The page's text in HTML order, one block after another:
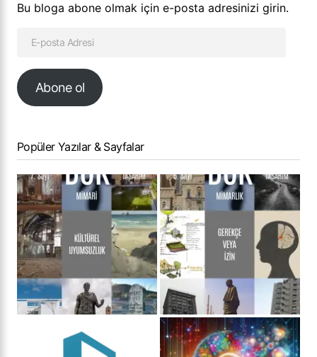
Bu bloga abone olmak için e-posta adresinizi girin.
Abone ol
Popüler Yazılar & Sayfalar